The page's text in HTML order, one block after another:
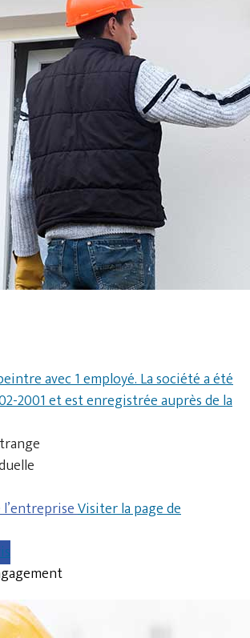
avec 1 employé. La société a été
2001 et est enregistrée auprès de la
l’entrepriseVisiter la page de